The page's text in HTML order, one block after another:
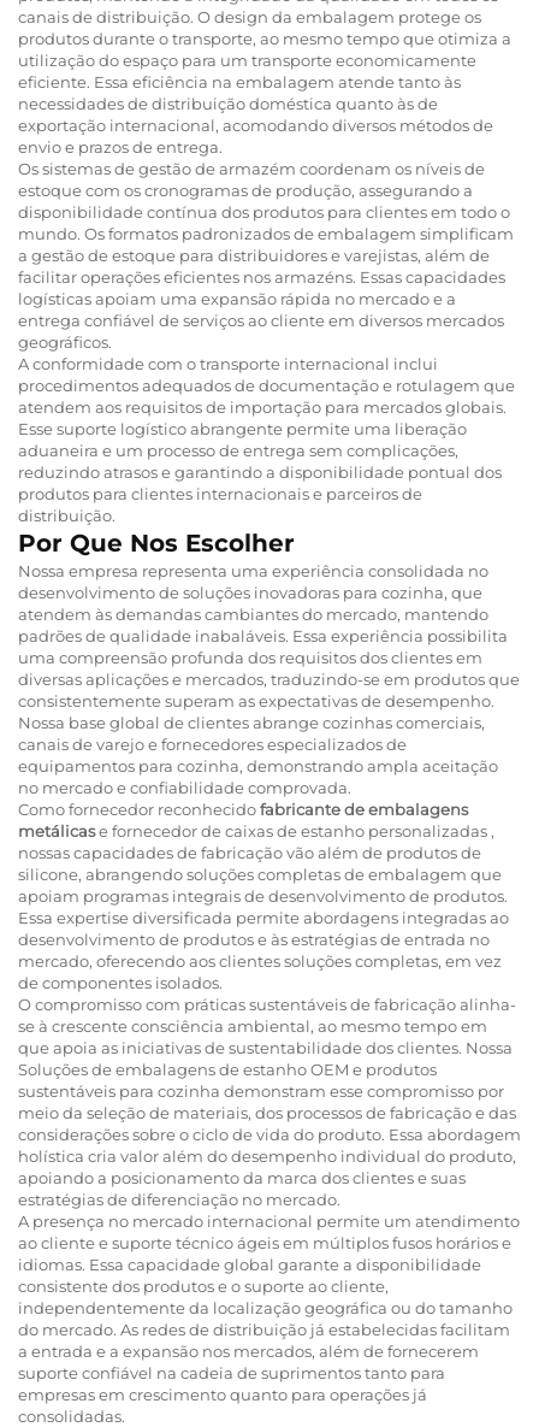
canais de distribuição. O design da embalagem protege os
produtos durante o transporte, ao mesmo tempo que otimiza a
utilização do espaço para um transporte economicamente
eficiente. Essa eficiência na embalagem atende tanto às
necessidades de distribuição doméstica quanto às de
exportação internacional, acomodando diversos métodos de
envio e prazos de entrega.
Os sistemas de gestão de armazém coordenam os níveis de
estoque com os cronogramas de produção, assegurando a
disponibilidade contínua dos produtos para clientes em todo o
mundo. Os formatos padronizados de embalagem simplificam
a gestão de estoque para distribuidores e varejistas, além de
facilitar operações eficientes nos armazéns. Essas capacidades
logísticas apoiam uma expansão rápida no mercado e a
entrega confiável de serviços ao cliente em diversos mercados
geográficos.
A conformidade com o transporte internacional inclui
procedimentos adequados de documentação e rotulagem que
atendem aos requisitos de importação para mercados globais.
Esse suporte logístico abrangente permite uma liberação
aduaneira e um processo de entrega sem complicações,
reduzindo atrasos e garantindo a disponibilidade pontual dos
produtos para clientes internacionais e parceiros de
distribuição.
Por Que Nos Escolher
Nossa empresa representa uma experiência consolidada no
desenvolvimento de soluções inovadoras para cozinha, que
atendem às demandas cambiantes do mercado, mantendo
padrões de qualidade inabaláveis. Essa experiência possibilita
uma compreensão profunda dos requisitos dos clientes em
diversas aplicações e mercados, traduzindo-se em produtos que
consistentemente superam as expectativas de desempenho.
Nossa base global de clientes abrange cozinhas comerciais,
canais de varejo e fornecedores especializados de
equipamentos para cozinha, demonstrando ampla aceitação
no mercado e confiabilidade comprovada.
Como fornecedor reconhecidofabricante de embalagens
metálicasefornecedor de caixas de estanho personalizadas ,
nossas capacidades de fabricação vão além de produtos de
silicone, abrangendo soluções completas de embalagem que
apoiam programas integrais de desenvolvimento de produtos.
Essa expertise diversificada permite abordagens integradas ao
desenvolvimento de produtos e às estratégias de entrada no
mercado, oferecendo aos clientes soluções completas, em vez
de componentes isolados.
O compromisso com práticas sustentáveis de fabricação alinha-
se à crescente consciência ambiental, ao mesmo tempo em
que apoia as iniciativas de sustentabilidade dos clientes. Nossa
Soluções de embalagens de estanho OEM e produtos
sustentáveis para cozinha demonstram esse compromisso por
meio da seleção de materiais, dos processos de fabricação e das
considerações sobre o ciclo de vida do produto. Essa abordagem
holística cria valor além do desempenho individual do produto,
apoiando a posicionamento da marca dos clientes e suas
estratégias de diferenciação no mercado.
A presença no mercado internacional permite um atendimento
ao cliente e suporte técnico ágeis em múltiplos fusos horários e
idiomas. Essa capacidade global garante a disponibilidade
consistente dos produtos e o suporte ao cliente,
independentemente da localização geográfica ou do tamanho
do mercado. As redes de distribuição já estabelecidas facilitam
a entrada e a expansão nos mercados, além de fornecerem
suporte confiável na cadeia de suprimentos tanto para
empresas em crescimento quanto para operações já
consolidadas.